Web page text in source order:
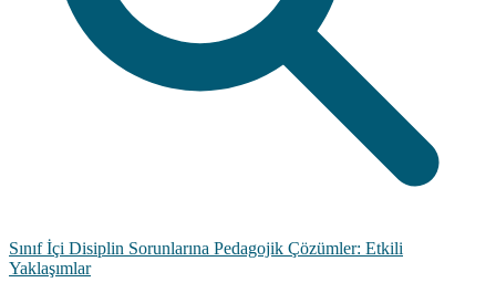
Sınıf İçi Disiplin Sorunlarına Pedagojik Çözümler: Etkili
Yaklaşımlar